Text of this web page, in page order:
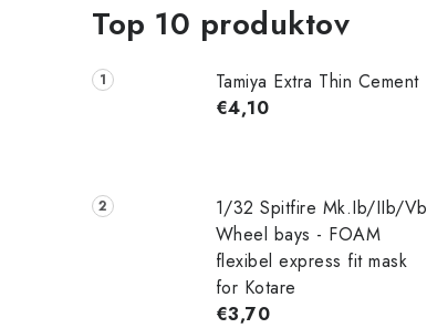
Top 10 produktov
Tamiya Extra Thin Cement
€4,10
1/32 Spitfire Mk.Ib/IIb/Vb
Wheel bays - FOAM
flexibel express fit mask
for Kotare
€3,70